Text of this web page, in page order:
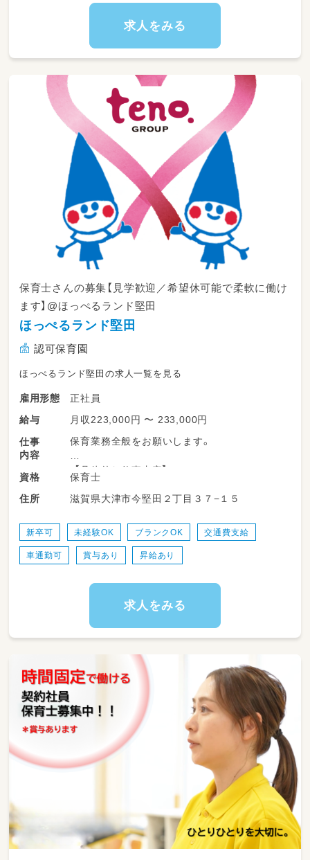
https://keceg.jp/school/hoppa-taishogun/
求人をみる
保育士さんの募集【見学歓迎／希望休可能で柔軟に働け
ます】@ほっぺるランド堅田
ほっぺるランド堅田
認可保育園
ほっぺるランド堅田の求人一覧を見る
雇用形態
正社員
給与
月収223,000円 〜 233,000円
仕事
内容
保育業務全般をお願いします。
*【具体的な仕事内容】*
・戸外活動（公園へのお散歩、歩行練習、公共の
場の認識）
造形遊びなど）
・食事（幼児については当番活動などもありま
す）
・見学対応／入園に関わる手続き業務
・年間・月間・週間の保育計画の策定
や行事など）
資格
保育士
住所
滋賀県大津市今堅田２丁目３７−１５
新卒可 未経験OK ブランクOK 交通費支給
車通勤可 賞与あり 昇給あり
求人をみる